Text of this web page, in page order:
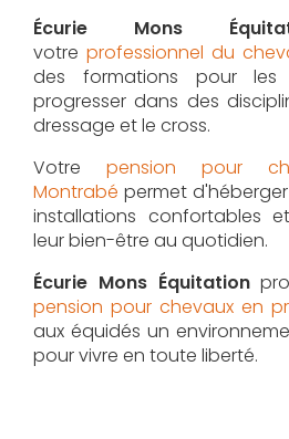
Écurie Mons
votre professionnel du
des formations pour les
progresser dans des
dressage et le cross.
Votre pension pour
Montrabé permet
installations confortables
leur bien-être au quotidien.
Écurie Mons Équitation
pension pour chevaux en
aux équidés un
pour vivre en toute liberté.